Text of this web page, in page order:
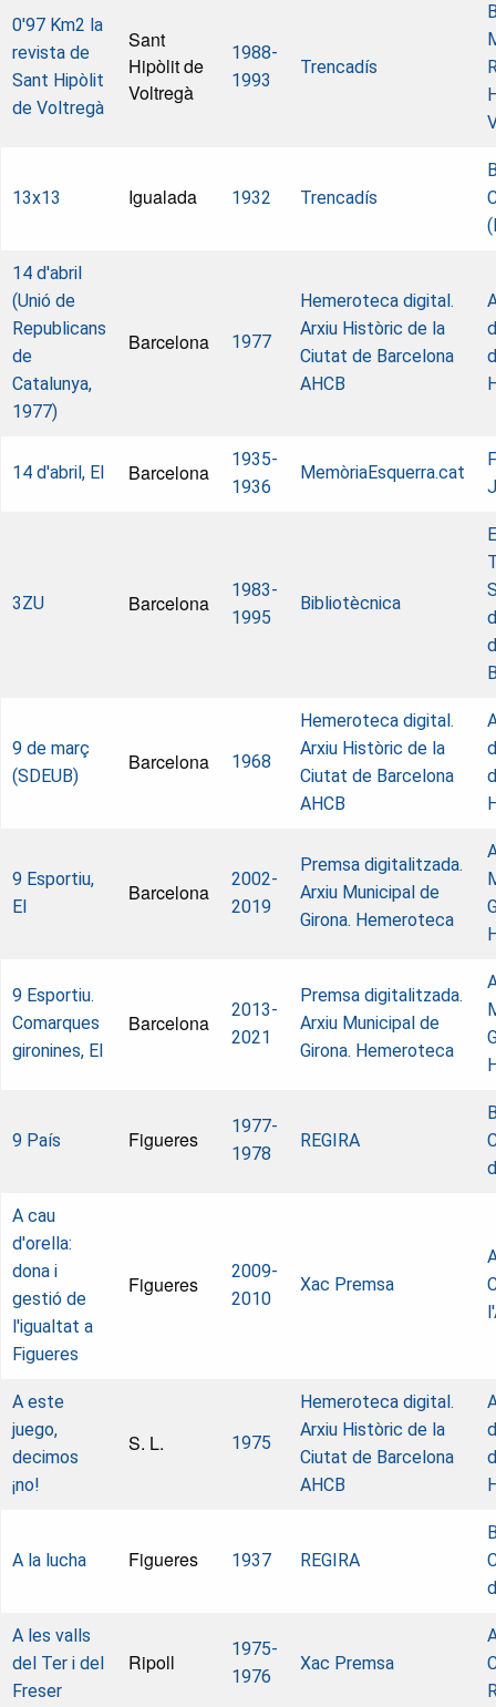
0'97 Km2 la
revista de
Sant Hipòlit
de Voltregà
Sant
Hipòlit de
Voltregà
1988-
1993
Trencadís
13x13 Igualada 1932 Trencadís
14 d'abril
(Unió de
Republicans
de
Catalunya,
1977)
Barcelona 1977
Hemeroteca digital.
Arxiu Històric de la
Ciutat de Barcelona
AHCB
14 d'abril, El Barcelona
1935-
1936
MemòriaEsquerra.cat
3ZU Barcelona
1983-
1995
Bibliotècnica
9 de març
(SDEUB)
Barcelona 1968
Hemeroteca digital.
Arxiu Històric de la
Ciutat de Barcelona
AHCB
9 Esportiu,
El
Barcelona
2002-
2019
Premsa digitalitzada.
Arxiu Municipal de
Girona. Hemeroteca
9 Esportiu.
Comarques
gironines, El
Barcelona
2013-
2021
Premsa digitalitzada.
Arxiu Municipal de
Girona. Hemeroteca
9 País Figueres
1977-
1978
REGIRA
A cau
d'orella:
dona i
gestió de
l'igualtat a
Figueres
Figueres
2009-
2010
Xac Premsa
A este
juego,
decimos
¡no!
S. L. 1975
Hemeroteca digital.
Arxiu Històric de la
Ciutat de Barcelona
AHCB
A la lucha Figueres 1937 REGIRA
A les valls
del Ter i del
Freser
Ripoll
1975-
1976
Xac Premsa